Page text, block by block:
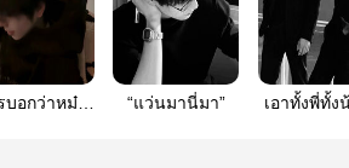
บอกว่าหม๋า
“แว่นมานี่มา”
เอาทั้งพี่ทั้ง